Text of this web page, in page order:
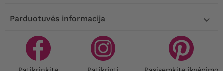
Parduotuvės informacija 
Patikrinkite